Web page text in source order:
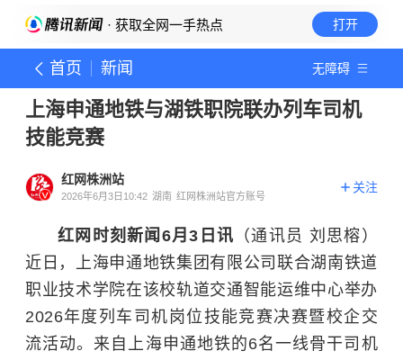
· 获取全网一手热点 打开
首页 新闻 无障碍
上海申通地铁与湖铁职院联办列车司机
技能竞赛
红网株洲站
2026年6月3日10:42 湖南 红网株洲站官方账号
关注
红网时刻新闻6月3日讯 （通讯员 刘思榕）
近日，上海申通地铁集团有限公司联合湖南铁道
职业技术学院在该校轨道交通智能运维中心举办
2026年度列车司机岗位技能竞赛决赛暨校企交
流活动。来自上海申通地铁的6名一线骨干司机